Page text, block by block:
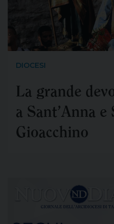
INDUSTRIA
Drastica
l'Ilva: